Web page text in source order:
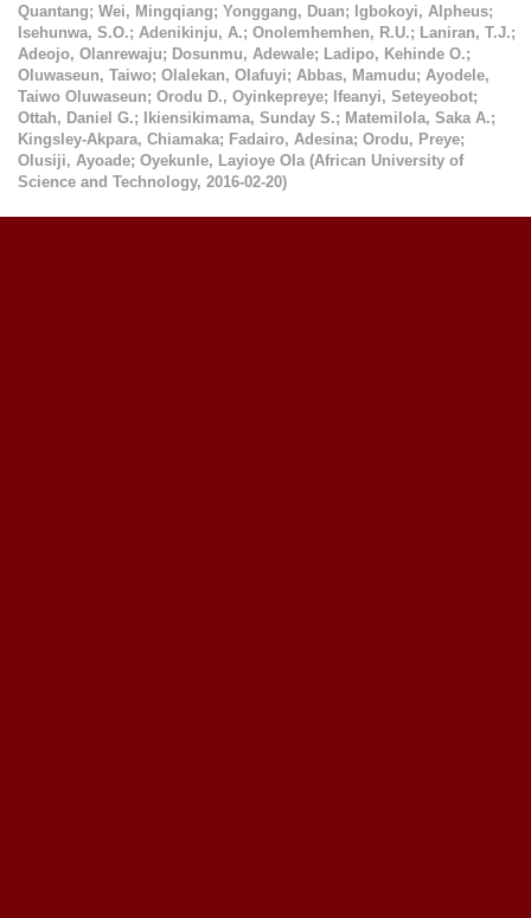
Quantang; Wei, Mingqiang; Yonggang, Duan; Igbokoyi, Alpheus;
Isehunwa, S.O.; Adenikinju, A.; Onolemhemhen, R.U.; Laniran, T.J.;
Adeojo, Olanrewaju; Dosunmu, Adewale; Ladipo, Kehinde O.;
Oluwaseun, Taiwo; Olalekan, Olafuyi; Abbas, Mamudu; Ayodele,
Taiwo Oluwaseun; Orodu D., Oyinkepreye; Ifeanyi, Seteyeobot;
Ottah, Daniel G.; Ikiensikimama, Sunday S.; Matemilola, Saka A.;
Kingsley-Akpara, Chiamaka; Fadairo, Adesina; Orodu, Preye;
Olusiji, Ayoade; Oyekunle, Layioye Ola (African University of
Science and Technology, 2016-02-20)